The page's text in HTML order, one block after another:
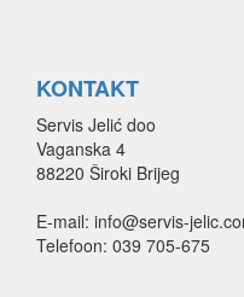
KONTAKT
Servis Jelić doo
Vaganska 4
88220 Široki Brijeg
E-mail: info@servis-
Telefoon: 039 705-675